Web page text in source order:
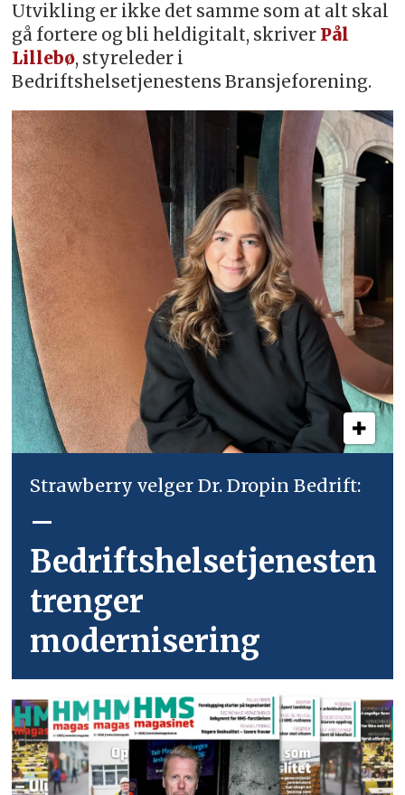
Utvikling er ikke det samme som at alt skal
gå fortere og bli heldigitalt, skriver Pål
Lillebø, styreleder i
Bedriftshelsetjenestens Bransjeforening.
Strawberry velger Dr. Dropin Bedrift:
–
Bedriftshelsetjenesten
trenger
modernisering